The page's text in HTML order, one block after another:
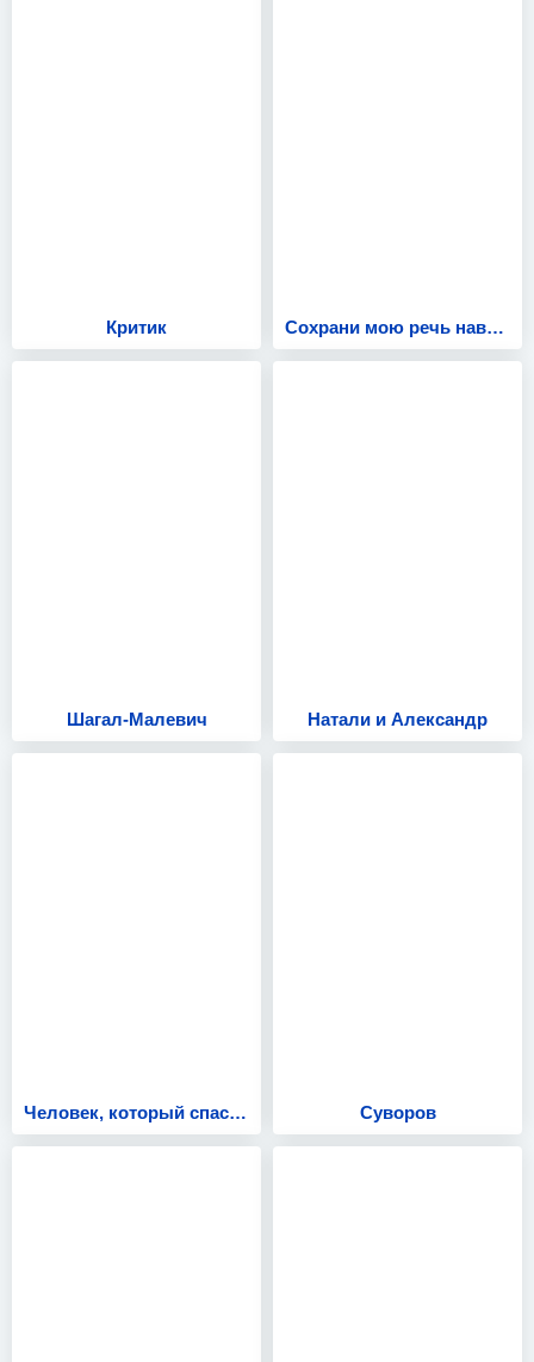
Критик Сохрани мою речь навсегда
Шагал-Малевич Натали и Александр
Человек, который спас мир Суворов